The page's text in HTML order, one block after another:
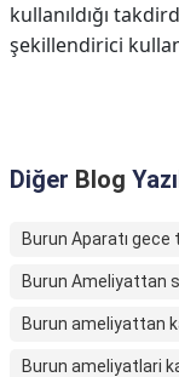
kullanıldığı
şekillendirici
Diğer Blog
Burun Aparatı gece
Burun Ameliyattan
Burun ameliyattan
Burun ameliyatlari